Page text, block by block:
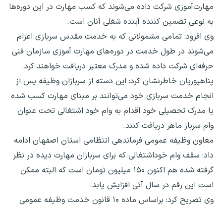
مهارت‌آموزی شرکت داده می‌شوند که کسب مهارت در این دوره‌ها
به نوعی تضمین کننده آینده شغلی آنان است.
وی افزود: تمامی مشمولانی که به خدمت مقدس سربازی اعزام
می‌شوند در طول خدمت در دوره‌های مهارت آموزی سازمان فنی
حرفه‌ای شرکت داده شده و مدرک معتبر دریافت خواهند کرد.
پناهپوریان خاطرنشان کرد: این دسته از سربازان وظیفه پس از
انجام خدمت سربازی خود می‌توانند بر مبنای مهارت کسب شده
یا مدرک تحصیلی خود اقدام به وام خود اشتغالی تحت عنوان
وام سرباز ماهر دریافت کنند.
معاون وظیفه عمومی فرماندهی انتظامی استان اصفهان ادامه
داد: سقف وام خوداشتغالی که برای سربازان مهارت دیده در نظر
گرفته شده هم اکنون ۱۵۰ میلیون تومان است که البته ممکن
است این رقم در سال آتی افزایش یابد.
وی تصریح کرد: براساس ماده ۱۰ قانون خدمت وظیفه عمومی